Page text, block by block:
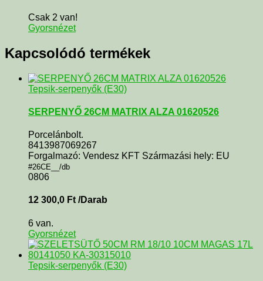
Csak 2 van!
Gyorsnézet
Kapcsolódó termékek
Tepsik-serpenyők (E30)
SERPENYŐ 26CM MATRIX ALZA 01620526
Porcelánbolt.
8413987069267
Forgalmazó: Vendesz KFT Származási hely: EU
#26CE__/db
0806
12 300,0 Ft /Darab
6 van.
Gyorsnézet
Tepsik-serpenyők (E30)